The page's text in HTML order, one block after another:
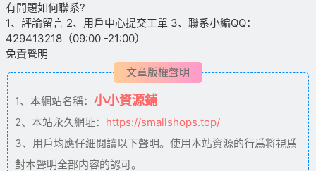
有問題如何聯系?
1、評論留言 2、用戶中心提交工單 3、聯系小編QQ：
429413218（09:00 -21:00）
免責聲明
文章版權聲明
1、本網站名稱： 小小資源鋪
2、本站永久網址： https://smallshops.top/
3、用戶均應仔細閱讀以下聲明。使用本站資源的行爲将視爲
對本聲明全部内容的認可。